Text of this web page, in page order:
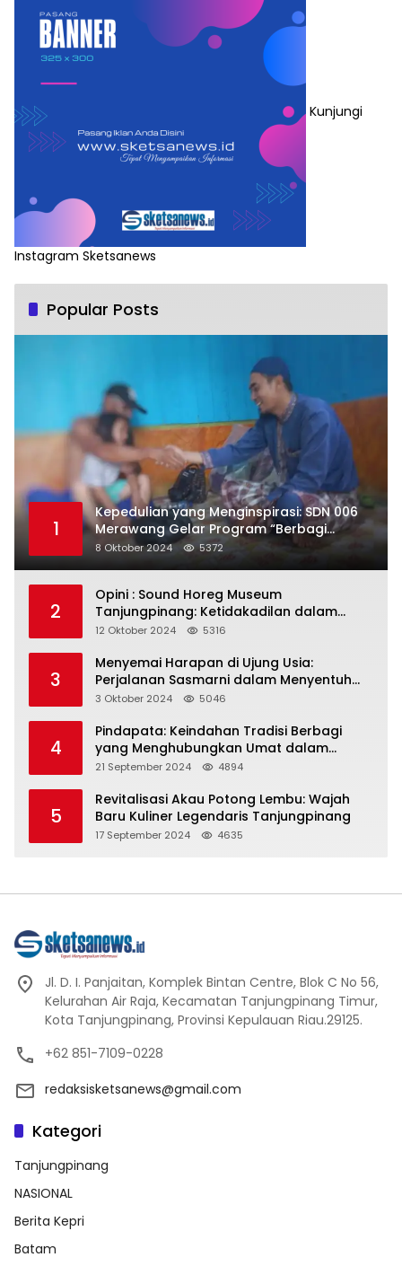
Kunjungi
Instagram Sketsanews
Popular Posts
1
Kepedulian yang Menginspirasi: SDN 006
Merawang Gelar Program “Berbagi
Segenggam Beras”
8 Oktober 2024 5372
2
Opini : Sound Horeg Museum
Tanjungpinang: Ketidakadilan dalam
Representasi
12 Oktober 2024 5316
3
Menyemai Harapan di Ujung Usia:
Perjalanan Sasmarni dalam Menyentuh
Hati dan Jiwa
3 Oktober 2024 5046
4
Pindapata: Keindahan Tradisi Berbagi
yang Menghubungkan Umat dalam
Spiritualitas dan Kebersamaan dalam
21 September 2024 4894
5
Revitalisasi Akau Potong Lembu: Wajah
Baru Kuliner Legendaris Tanjungpinang
17 September 2024 4635
Jl. D. I. Panjaitan, Komplek Bintan Centre, Blok C No 56,
Kelurahan Air Raja, Kecamatan Tanjungpinang Timur,
Kota Tanjungpinang, Provinsi Kepulauan Riau.29125.
+62 851-7109-0228
redaksisketsanews@gmail.com
Kategori
Tanjungpinang
NASIONAL
Berita Kepri
Batam